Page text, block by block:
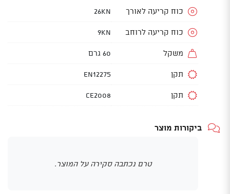
כוח קריעה לאורך 26KN
כוח קריעה לרוחב 9KN
משקל 60 גרם
תקן EN12275
תקן CE2008
ביקורות מוצר
טרם נכתבה סקירה על המוצר.